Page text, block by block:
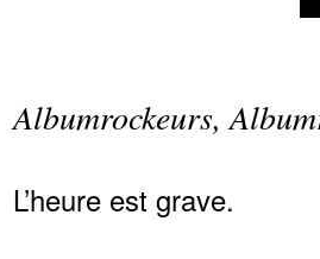
Albumrockeurs,
L’heure est grave.